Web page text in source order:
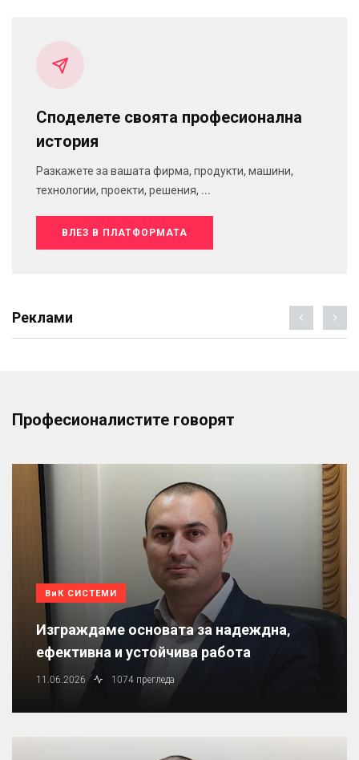
Споделете своята професионална
история
Разкажете за вашата фирма, продукти, машини,
технологии, проекти, решения, ...
ВЛЕЗ В ПЛАТФОРМАТА
Реклами
Професионалистите говорят
ВиК СИСТЕМИ
Изграждаме основата за надеждна,
ефективна и устойчива работа
11.06.2026 1074 прегледа